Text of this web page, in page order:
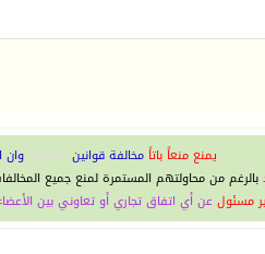
يمنع منعاً باتاًمخالفة قوانين المنتدى وان
بالرغم من محاولتهم المستمرة لمنع جميع
مسئولعن أي اتفاق تجاري أو تعاوني بين